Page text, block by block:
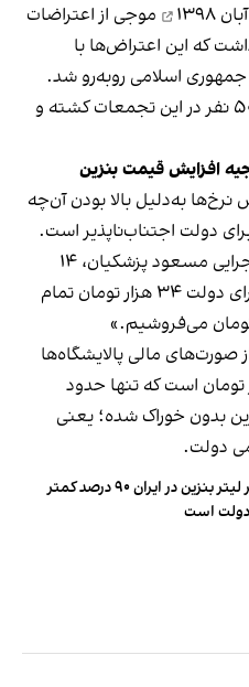
آبان ۱۳۹۸
موجی از اعتراضات
که این اعتراض‌ها با
اسلامی روبه‌رو شد.
بنابر گزارش‌ها دست‌کم هزار و ۵۰۰ نفر در این تجمعات کشته و
افزایش قیمت بنزین
به‌دلیل بالا بودن آن‌چه
دولت اجتناب‌ناپذیر است.
محمدجعفر قائم‌پناه، معاون اجرایی مسعود پزشکیان، ۱۴
: «هر لیتر بنزین برای دولت ۳۴ هزار تومان تمام
صورت‌های مالی پالایشگاه‌ها
این مبلغ ۲۵ هزار تومان است که تنها حدود
بدون خوراک شده؛ یعنی
هزینه تولید هر لیتر بنزین در ایران ۹۰ درصد کمتر
دولت است